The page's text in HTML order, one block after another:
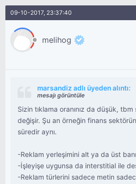
09-10-2017, 23:37:40
melihog
marsandiz adlı üyeden alıntı:
mesajı görüntüle
Sizin tıklama oranınız da düşük,
değişir. Şu an örneğin finans
süredir aynı.
-Reklam yerleşimini alt ya da üst
-İşleyişe uygunsa da interstitial ile
-Reklam türlerini sadece metin